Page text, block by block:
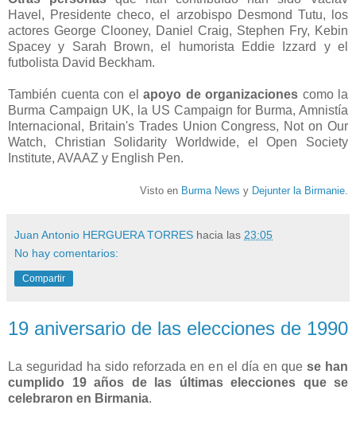
Havel, Presidente checo, el arzobispo Desmond Tutu, los
actores George Clooney, Daniel Craig, Stephen Fry, Kebin
Spacey y Sarah Brown, el humorista Eddie Izzard y el
futbolista David Beckham.
También cuenta con el apoyo de organizaciones como la
Burma Campaign UK, la US Campaign for Burma, Amnistía
Internacional, Britain's Trades Union Congress, Not on Our
Watch, Christian Solidarity Worldwide, el Open Society
Institute, AVAAZ y English Pen.
Visto en Burma News y Dejunter la Birmanie
Juan Antonio HERGUERA TORRES hacia las 23:05
No hay comentarios:
Compartir
19 aniversario de las elecciones de 1990
La seguridad ha sido reforzada en en el día en que se han
cumplido 19 años de las últimas elecciones que se
celebraron en Birmania.